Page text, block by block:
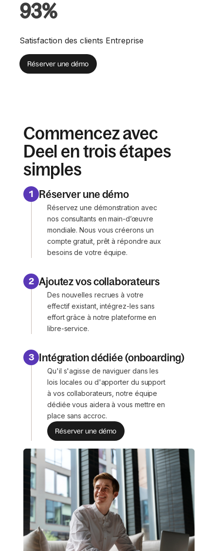
93%
Satisfaction des clients Entreprise
Réserver une démo
Commencez avec
Deel en trois étapes
simples
1 Réserver une démo
Réservez une démonstration avec
nos consultants en main-d’œuvre
mondiale. Nous vous créerons un
compte gratuit, prêt à répondre aux
besoins de votre équipe.
2 Ajoutez vos collaborateurs
Des nouvelles recrues à votre
effectif existant, intégrez-les sans
effort grâce à notre plateforme en
libre-service.
3 Intégration dédiée (onboarding)
Qu'il s'agisse de naviguer dans les
lois locales ou d'apporter du support
à vos collaborateurs, notre équipe
dédiée vous aidera à vous mettre en
place sans accroc.
Réserver une démo